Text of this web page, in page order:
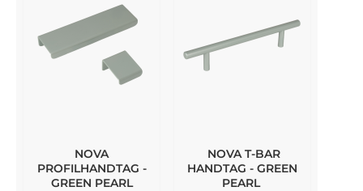
NOVA
PROFILHANDTAG -
GREEN PEARL
NOVA T-BAR
HANDTAG - GREEN
PEARL